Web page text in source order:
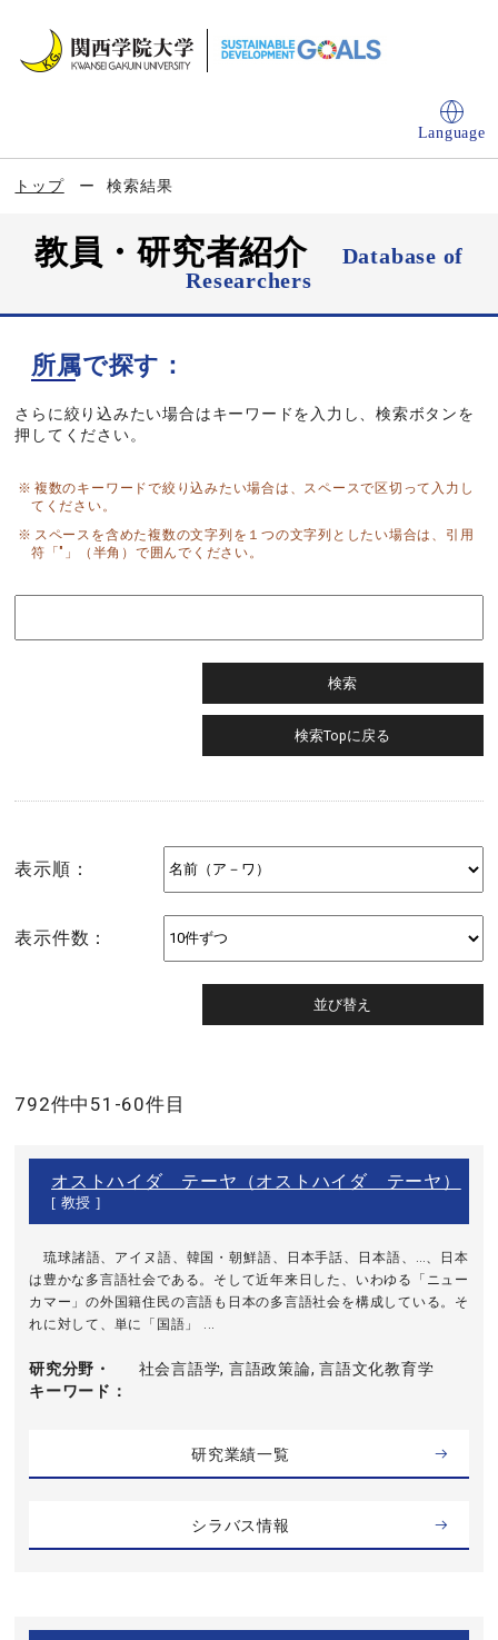
Language
トップ 検索結果
教員・研究者紹介
Database of
Researchers
所属で探す：
さらに絞り込みたい場合はキーワードを入力し、検索ボタンを
押してください。
複数のキーワードで絞り込みたい場合は、スペースで区切って入力し
てください。
スペースを含めた複数の文字列を１つの文字列としたい場合は、引用
符「"」（半角）で囲んでください。
表示順：
表示件数：
792件中51-60件目
オストハイダ テーヤ（オストハイダ テーヤ）
[ 教授 ]
琉球諸語、アイヌ語、韓国・朝鮮語、日本手話、日本語、…、日本
は豊かな多言語社会である。そして近年来日した、いわゆる「ニュー
カマー」の外国籍住民の言語も日本の多言語社会を構成している。そ
れに対して、単に「国語」 ...
研究分野・
キーワード
社会言語学, 言語政策論, 言語文化教育学
研究業績一覧
シラバス情報